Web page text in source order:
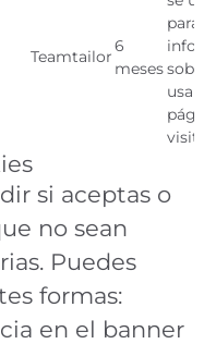
Teamtailor
6
meses
para
sobre
usan
si aceptas o
no sean
Puedes
formas:
en el banner